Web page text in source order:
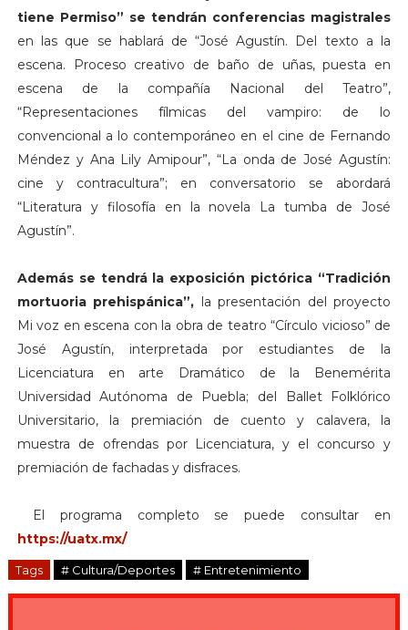
tiene Permiso” se tendrán conferencias magistrales
en las que se hablará de “José Agustín. Del texto a la
escena. Proceso creativo de baño de uñas, puesta en
escena de la compañía Nacional del Teatro”,
“Representaciones fílmicas del vampiro: de lo
convencional a lo contemporáneo en el cine de Fernando
Méndez y Ana Lily Amipour”, “La onda de José Agustín:
cine y contracultura”; en conversatorio se abordará
“Literatura y filosofía en la novela La tumba de José
Agustín”.
Además se tendrá la exposición pictórica “Tradición
mortuoria prehispánica”, la presentación del proyecto
Mi voz en escena con la obra de teatro “Círculo vicioso” de
José Agustín, interpretada por estudiantes de la
Licenciatura en arte Dramático de la Benemérita
Universidad Autónoma de Puebla; del Ballet Folklórico
Universitario, la premiación de cuento y calavera, la
muestra de ofrendas por Licenciatura, y el concurso y
premiación de fachadas y disfraces.
El programa completo se puede consultar en
https://uatx.mx/
Tags # Cultura/Deportes # Entretenimiento